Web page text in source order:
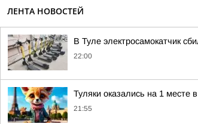
ЛЕНТА НОВОСТЕЙ
В Туле электросамокатчик
22:00
Туляки оказались на 1 месте
21:55